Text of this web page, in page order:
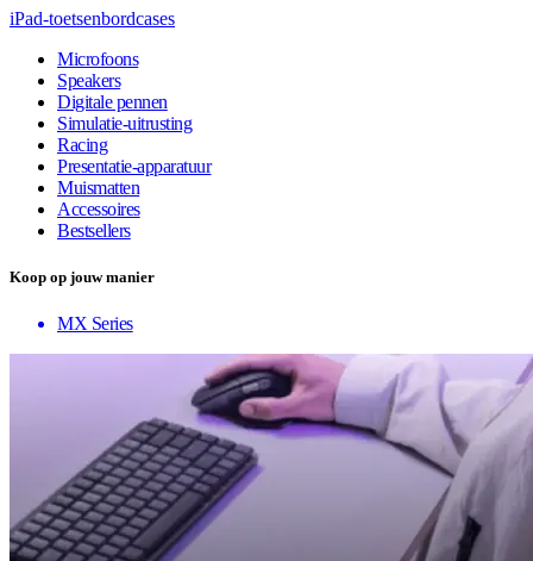
iPad-toetsenbordcases
Microfoons
Speakers
Digitale pennen
Simulatie-uitrusting
Racing
Presentatie-apparatuur
Muismatten
Accessoires
Bestsellers
Koop op jouw manier
MX Series